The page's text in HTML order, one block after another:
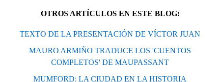
OTROS ARTÍCULOS EN ESTE BLOG:
TEXTO DE LA PRESENTACIÓN DE VÍCTOR JUAN
MAURO ARMIÑO TRADUCE LOS 'CUENTOS
COMPLETOS' DE MAUPASSANT
MUMFORD: LA CIUDAD EN LA HISTORIA